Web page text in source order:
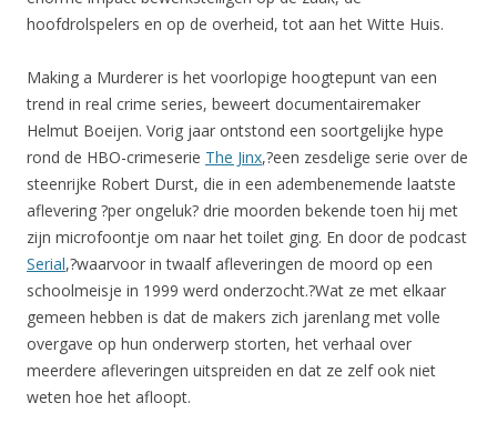
hoofdrolspelers en op de overheid, tot aan het Witte Huis.
Making a Murderer is het voorlopige hoogtepunt van een
trend in real crime series, beweert documentairemaker
Helmut Boeijen. Vorig jaar ontstond een soortgelijke hype
rond de HBO-crimeserie The Jinx,?een zesdelige serie over de
steenrijke Robert Durst, die in een adembenemende laatste
aflevering ?per ongeluk? drie moorden bekende toen hij met
zijn microfoontje om naar het toilet ging. En door de podcast
Serial,?waarvoor in twaalf afleveringen de moord op een
schoolmeisje in 1999 werd onderzocht.?Wat ze met elkaar
gemeen hebben is dat de makers zich jarenlang met volle
overgave op hun onderwerp storten, het verhaal over
meerdere afleveringen uitspreiden en dat ze zelf ook niet
weten hoe het afloopt.